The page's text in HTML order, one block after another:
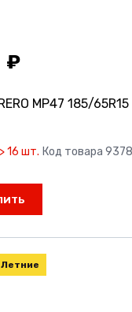
MP47 185/65R15
16 шт. Код товара
Летние